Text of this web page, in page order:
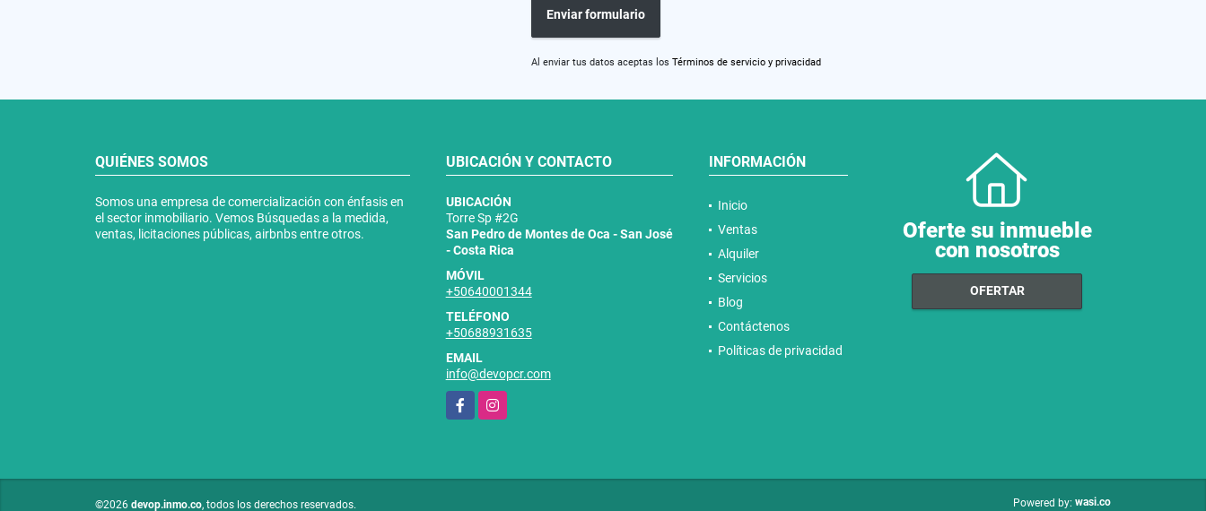
Enviar formulario
Al enviar tus datos aceptas los Términos de servicio y privacidad
QUIÉNES SOMOS
Somos una empresa de comercialización con énfasis en
el sector inmobiliario. Vemos Búsquedas a la medida,
ventas, licitaciones públicas, airbnbs entre otros.
UBICACIÓN Y CONTACTO
UBICACIÓN
Torre Sp #2G
San Pedro de Montes de Oca - San José
- Costa Rica
MÓVIL
+50640001344
TELÉFONO
+50688931635
EMAIL
info@devopcr.com
FacebookInstagram
INFORMACIÓN
Inicio
Ventas
Alquiler
Servicios
Blog
Contáctenos
Políticas de privacidad
Oferte su inmueble
con nosotros
OFERTAR
©2026 devop.inmo.co, todos los derechos reservados. Powered by: wasi.co